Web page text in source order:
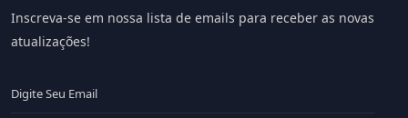
Inscreva-se em nossa lista de emails para receber as novas
atualizações!